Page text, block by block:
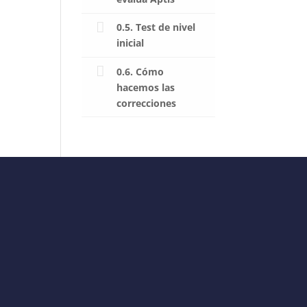
0.5. Test de nivel
inicial
0.6. Cómo
hacemos las
correcciones